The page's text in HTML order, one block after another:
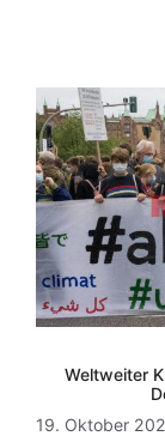
Weltweiter
19. Oktober